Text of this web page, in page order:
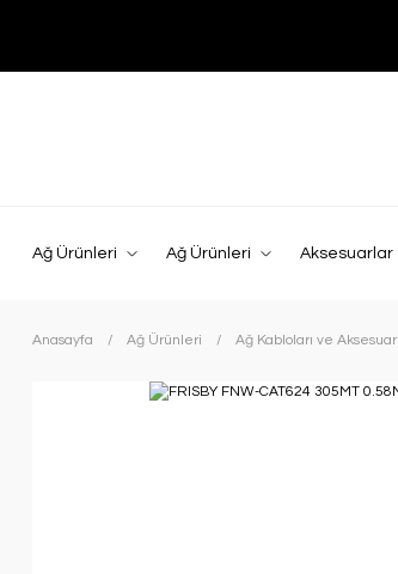
Ağ Ürünleri Ağ Ürünleri Aksesuarlar
Anasayfa Ağ Ürünleri Ağ Kabloları ve Aksesuar